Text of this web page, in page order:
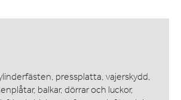
pressplatta, vajerskydd,
balkar, dörrar och luckor,